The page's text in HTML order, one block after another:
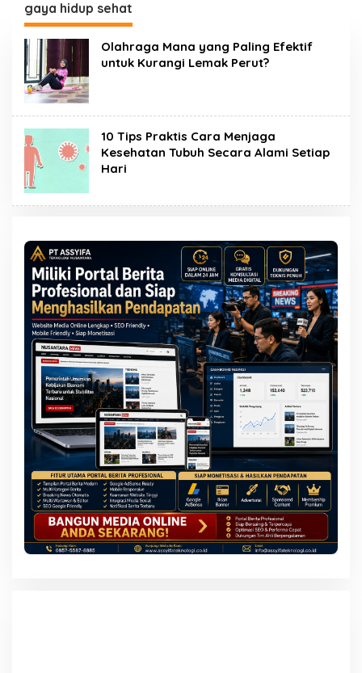
gaya hidup sehat
Olahraga Mana yang Paling Efektif
untuk Kurangi Lemak Perut?
10 Tips Praktis Cara Menjaga
Kesehatan Tubuh Secara Alami Setiap
Hari